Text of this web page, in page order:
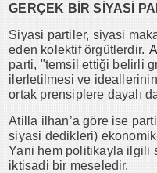
GERÇEK BİR SİYASİ
Siyasi partiler, siyasi
eden kolektif örgütlerdir.
parti, "temsil ettiği belirli
ilerletilmesi ve
ortak prensiplere dayalı
Atilla ilhan’a göre ise
siyasi dedikleri)
Yani hem politikayla ilgili
iktisadi bir meseledir.